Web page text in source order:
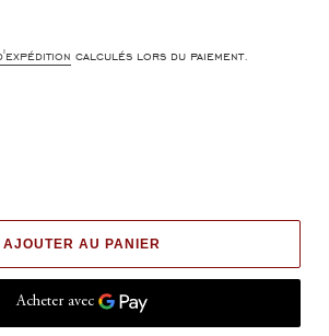
calculés lors du paiement.
AJOUTER AU PANIER